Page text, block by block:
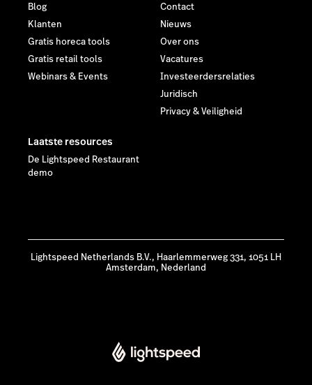
Blog
Klanten
Gratis horeca tools
Gratis retail tools
Webinars & Events
Contact
Nieuws
Over ons
Vacatures
Investeerdersrelaties
Juridisch
Privacy & Veiligheid
Laatste resources
De Lightspeed Restaurant
demo
Lightspeed Netherlands B.V., Haarlemmerweg 331, 1051 LH
Amsterdam, Nederland